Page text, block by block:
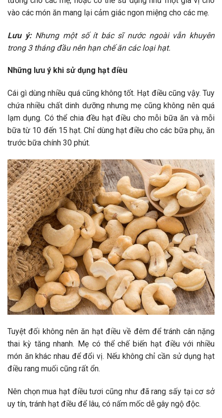
vào các món ăn mang lại cảm giác ngon miệng cho các mẹ.
Lưu ý: Nhưng một số ít bác sĩ nước ngoài vẫn khuyên
trong 3 tháng đầu nên hạn chế ăn các loại hạt.
Những lưu ý khi sử dụng hạt điều
Cái gì dùng nhiều quá cũng không tốt. Hạt điều cũng vậy. Tuy
chứa nhiều chất dinh dưỡng nhưng mẹ cũng không nên quá
lạm dụng. Có thể chia đều hạt điều cho mỗi bữa ăn và mỗi
bữa từ 10 đến 15 hạt. Chỉ dùng hạt điều cho các bữa phụ, ăn
trước bữa chính 30 phút.
Tuyệt đối không nên ăn hạt điều về đêm để tránh cân nặng
thai kỳ tăng nhanh. Mẹ có thể chế biến hạt điều với nhiều
món ăn khác nhau để đổi vị. Nếu không chỉ cần sử dụng hạt
điều rang muối cũng rất ổn.
Nên chọn mua hạt điều tươi cũng như đã rang sấy tại cơ sở
uy tín, tránh hạt điều để lâu, có nấm mốc dễ gây ngộ độc.